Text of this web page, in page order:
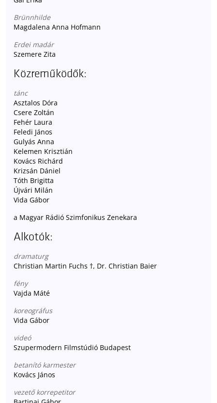
Brünnhilde
Magdalena Anna Hofmann
Erdei madár
Szemere Zita
Közreműködők:
tánc
Asztalos Dóra
Csere Zoltán
Fehér Laura
Feledi János
Gulyás Anna
Kelemen Krisztián
Kovács Richárd
Krizsán Dániel
Tóth Brigitta
Újvári Milán
Vida Gábor
a Magyar Rádió Szimfonikus Zenekara
Alkotók:
dramaturg
Christian Martin Fuchs †, Dr. Christian Baier
fény
Vajda Máté
koreográfus
Vida Gábor
videó
Szupermodern Filmstúdió Budapest
betanító karmester
Kovács János
vezető korrepetitor